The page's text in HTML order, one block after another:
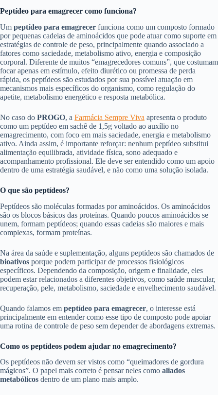
Peptídeo para emagrecer como funciona?
Um peptídeo para emagrecer funciona como um composto formado
por pequenas cadeias de aminoácidos que pode atuar como suporte em
estratégias de controle de peso, principalmente quando associado a
fatores como saciedade, metabolismo ativo, energia e composição
corporal. Diferente de muitos “emagrecedores comuns”, que costumam
focar apenas em estímulo, efeito diurético ou promessa de perda
rápida, os peptídeos são estudados por sua possível atuação em
mecanismos mais específicos do organismo, como regulação do
apetite, metabolismo energético e resposta metabólica.
No caso do PROGO, a Farmácia Sempre Viva apresenta o produto
como um peptídeo em sachê de 1,5g voltado ao auxílio no
emagrecimento, com foco em mais saciedade, energia e metabolismo
ativo. Ainda assim, é importante reforçar: nenhum peptídeo substitui
alimentação equilibrada, atividade física, sono adequado e
acompanhamento profissional. Ele deve ser entendido como um apoio
dentro de uma estratégia saudável, e não como uma solução isolada.
O que são peptídeos?
Peptídeos são moléculas formadas por aminoácidos. Os aminoácidos
são os blocos básicos das proteínas. Quando poucos aminoácidos se
unem, formam peptídeos; quando essas cadeias são maiores e mais
complexas, formam proteínas.
Na área da saúde e suplementação, alguns peptídeos são chamados de
bioativos porque podem participar de processos fisiológicos
específicos. Dependendo da composição, origem e finalidade, eles
podem estar relacionados a diferentes objetivos, como saúde muscular,
recuperação, pele, metabolismo, saciedade e envelhecimento saudável.
Quando falamos em peptídeo para emagrecer, o interesse está
principalmente em entender como esse tipo de composto pode apoiar
uma rotina de controle de peso sem depender de abordagens extremas.
Como os peptídeos podem ajudar no emagrecimento?
Os peptídeos não devem ser vistos como “queimadores de gordura
mágicos”. O papel mais correto é pensar neles como aliados
metabólicos dentro de um plano mais amplo.